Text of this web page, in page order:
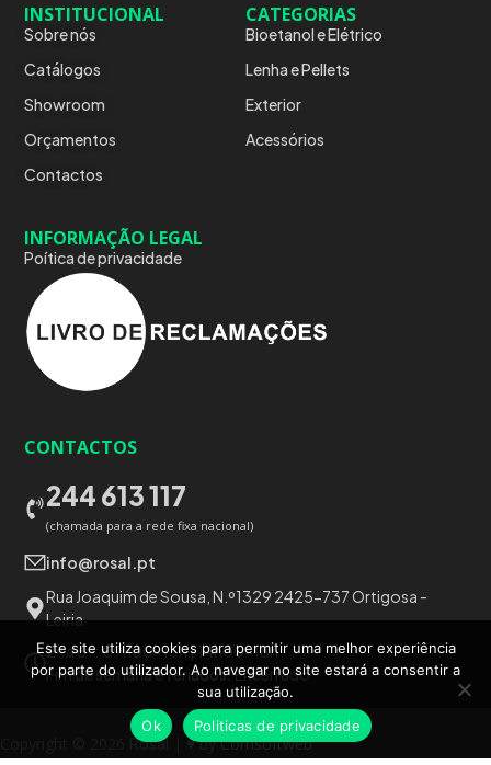
INSTITUCIONAL
Sobre nós
Catálogos
Showroom
Orçamentos
Contactos
CATEGORIAS
Bioetanol e Elétrico
Lenha e Pellets
Exterior
Acessórios
INFORMAÇÃO LEGAL
Poítica de privacidade
CONTACTOS
244 613 117
(chamada para a rede fixa nacional)
info@rosal.pt
Rua Joaquim de Sousa, N.º1329 2425-737 Ortigosa -
Leiria
2ª a 6ª: 09h00-13h | 14h00-18h
Fim de semana e feriados:Encerrado
Rosal | ♥ byComsoftweb
Este site utiliza cookies para permitir uma melhor experiência
por parte do utilizador. Ao navegar no site estará a consentir a
sua utilização.
Ok
Politicas de privacidade